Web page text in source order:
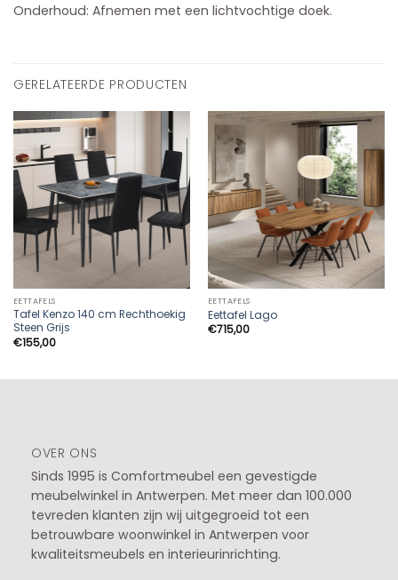
Onderhoud: Afnemen met een lichtvochtige doek.
GERELATEERDE PRODUCTEN
EETTAFELS
Tafel Kenzo 140 cm Rechthoekig
Steen Grijs
€155,00
EETTAFELS
Eettafel Lago
€715,00
OVER ONS
Sinds 1995 is Comfortmeubel een gevestigde
meubelwinkel in Antwerpen. Met meer dan 100.000
tevreden klanten zijn wij uitgegroeid tot een
betrouwbare woonwinkel in Antwerpen voor
kwaliteitsmeubels en interieurinrichting.